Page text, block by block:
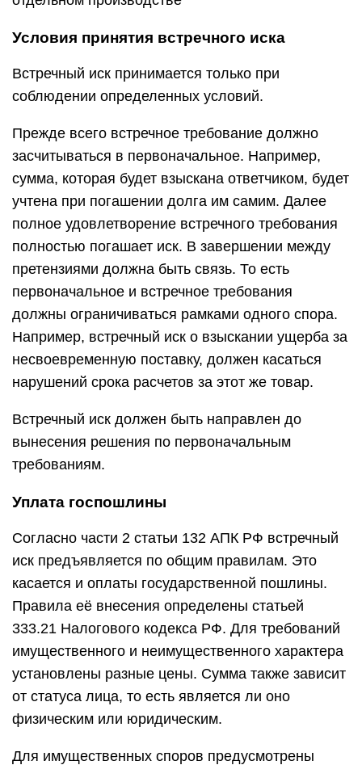
Условия принятия встречного иска
Встречный иск принимается только при
соблюдении определенных условий.
Прежде всего встречное требование должно
засчитываться в первоначальное. Например,
сумма, которая будет взыскана ответчиком, будет
учтена при погашении долга им самим. Далее
полное удовлетворение встречного требования
полностью погашает иск. В завершении между
претензиями должна быть связь. То есть
первоначальное и встречное требования
должны ограничиваться рамками одного спора.
Например, встречный иск о взыскании ущерба за
несвоевременную поставку, должен касаться
нарушений срока расчетов за этот же товар.
Встречный иск должен быть направлен до
вынесения решения по первоначальным
требованиям.
Уплата госпошлины
Согласно части 2 статьи 132 АПК РФ встречный
иск предъявляется по общим правилам. Это
касается и оплаты государственной пошлины.
Правила её внесения определены статьей
333.21 Налогового кодекса РФ. Для требований
имущественного и неимущественного характера
установлены разные цены. Сумма также зависит
от статуса лица, то есть является ли оно
физическим или юридическим.
Для имущественных споров предусмотрены